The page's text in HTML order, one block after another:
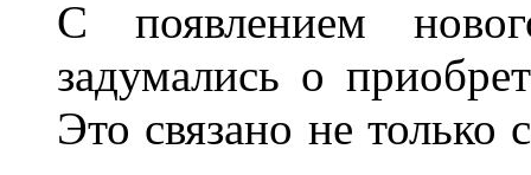
С появлением
задумались о
Это связано не только